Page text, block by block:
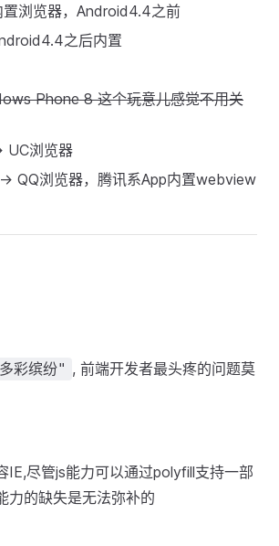
浏览器，Android4.4之前
之后内置
Phone 8 这个玩意儿感觉不用关
UC浏览器
QQ浏览器，腾讯系App内置webview
彩缤纷" , 前端开发者最头疼的问题莫
IE,尽管js能力可以通过polyfill支持一部
力的缺失是无法弥补的